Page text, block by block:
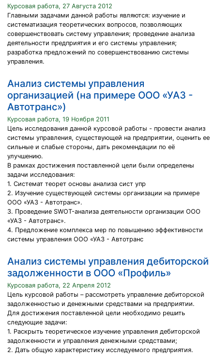
Курсовая работа, 27 Августа 2012
Главными задачами данной работы являются: изучение и
систематизация теоретических вопросов, позволяющих
совершенствовать систему управления; проведение анализа
деятельности предприятия и его системы управления;
разработка предложений по совершенствованию системы
управления.
Анализ системы управления
организацией (на примере ООО «УАЗ -
Автотранс»)
Курсовая работа, 19 Ноября 2011
Цель исследования данной курсовой работы - провести анализ
системы управления, существующей на предприятии, оценить ее
сильные и слабые стороны, дать рекомендации по её
улучшению.
В рамках достижения поставленной цели были определены
задачи исследования:
1. Системат теорет основы анализа сист упр
2. Изучение существующей системы организации на примере
ООО «УАЗ - Автотранс».
3. Проведение SWОT-анализа деятельности организации ООО
«УАЗ - Автотранс».
4. Предложение комплекса мер по повышению эффективности
системы управления ООО «УАЗ - Автотранс
Анализ системы управления дебиторской
задолженности в ООО «Профиль»
Курсовая работа, 22 Апреля 2012
Цель курсовой работы – рассмотреть управление дебиторской
задолженностью и денежными средствами на предприятии.
Для достижения поставленной цели необходимо решить
следующие задачи:
1. Раскрыть теоретическое изучение управления дебиторской
задолженности и управления денежными средствами;
2. Дать общую характеристику исследуемого предприятия.